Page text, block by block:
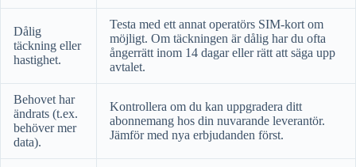
Dålig
täckning eller
hastighet.
Testa med ett annat operatörs SIM-kort om
möjligt. Om täckningen är dålig har du ofta
ångerrätt inom 14 dagar eller rätt att säga upp
avtalet.
Behovet har
ändrats (t.ex.
behöver mer
data).
Kontrollera om du kan uppgradera ditt
abonnemang hos din nuvarande leverantör.
Jämför med nya erbjudanden först.